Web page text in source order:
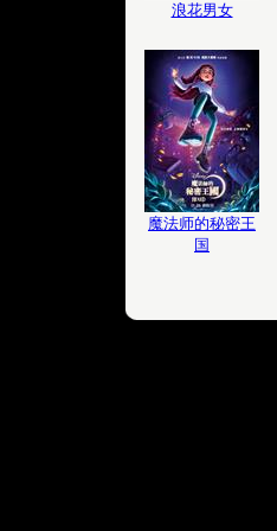
浪花男女
魔法师的秘密王
国